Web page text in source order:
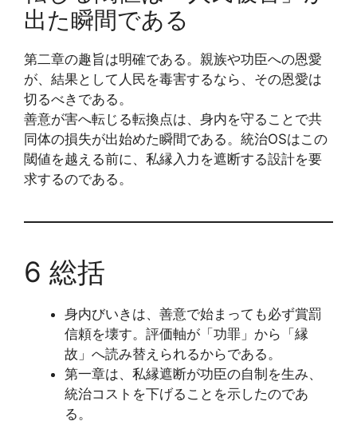
出た瞬間である
第二章の趣旨は明確である。親族や功臣への恩愛
が、結果として人民を毒害するなら、その恩愛は
切るべきである。
善意が害へ転じる転換点は、身内を守ることで共
同体の損失が出始めた瞬間である。統治OSはこの
閾値を越える前に、私縁入力を遮断する設計を要
求するのである。
6 総括
身内びいきは、善意で始まっても必ず賞罰
信頼を壊す。評価軸が「功罪」から「縁
故」へ読み替えられるからである。
第一章は、私縁遮断が功臣の自制を生み、
統治コストを下げることを示したのであ
る。